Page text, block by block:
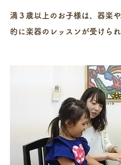
満３歳以上のお子様は、器楽
的に楽器のレッスンが受けられ